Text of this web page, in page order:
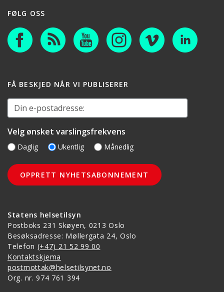
Statens helsetilsyn
Postboks 231 Skøyen, 0213 Oslo
Besøksadresse: Møllergata 24, Oslo
Telefon (+47) 21 52 99 00
Kontaktskjema
postmottak@helsetilsynet.no
Org. nr. 974 761 394
FØLG OSS
FÅ BESKJED NÅR VI PUBLISERER
Din e-postadresse:
Velg ønsket varslingsfrekvens
Daglig Ukentlig Månedlig